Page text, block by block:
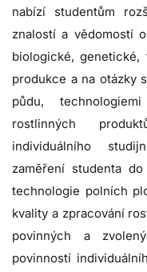
nabízí studentům
znalostí a vědomostí
biologické,
produkce a na otázky
půdu,
rostlinných
individuálního
zaměření studenta
technologie polních
kvality a zpracování
povinných a
povinností